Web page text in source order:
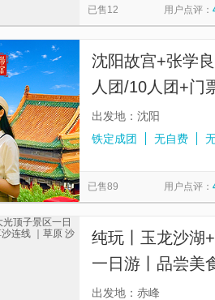
已售12 用户点评：
沈阳故宫+张学
人团/10人团+门
出发地：沈阳
铁定成团
无自费
已售89 用户点评：
纯玩丨玉龙沙湖
一日游丨品尝美
｜草原 沙漠、
出发地：赤峰